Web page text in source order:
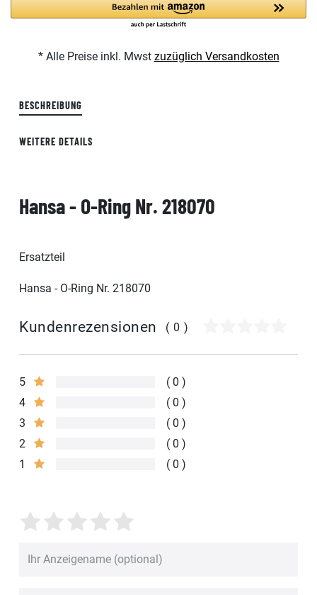
* Alle Preise inkl. Mwst zuzüglich Versandkosten
BESCHREIBUNG
WEITERE DETAILS
Hansa - O-Ring Nr. 218070
Ersatzteil
Hansa - O-Ring Nr. 218070
Kundenrezensionen (0)
5
0
4
0
3
0
2
0
1
0